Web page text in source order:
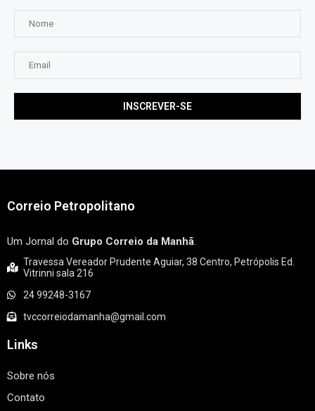
Correio Petropolitano
Um Jornal do Grupo Correio da Manhã.
Travessa Vereador Prudente Aguiar, 38 Centro, Petrópolis Ed.
Vitrinni sala 216
24 99248-3167
tvccorreiodamanha@gmail.com
Links
Sobre nós
Contato